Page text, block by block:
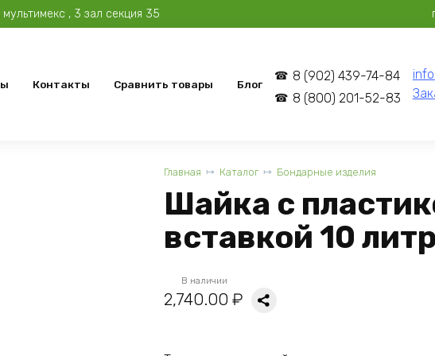
, 3 зал секция 35
Контакты Сравнить товары Блог
8 (902) 439-74-84
8 (800) 201-52-83
Главная Каталог Бондарные изделия
Шайка с
вставкой 10
В наличии
2,740.00 ₽